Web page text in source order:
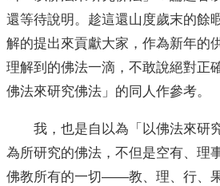
還等待說明。 趁這還山度歲末的餘
解的提出來貢獻大家 ，作為新年的
理解到的佛法一滴 ，不敢說絕對正
佛法來研究佛法 」 的同人作參考。
我 ，也是自以為 「 以佛法來研
為所研究的佛法 ，不但是空有、理
佛教所有的一切——教、理、行、